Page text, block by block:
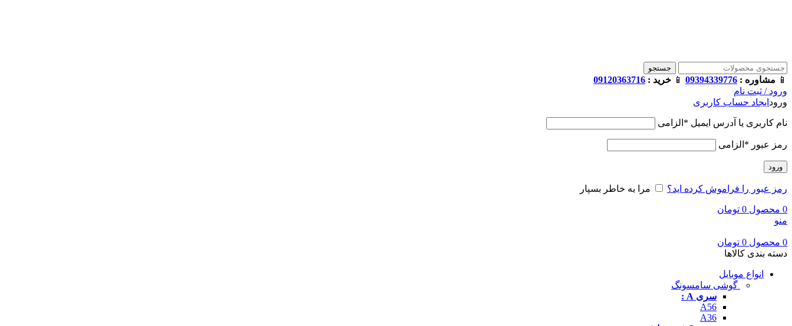
جستجو
📱 مشاوره : 09394339776
📱 خرید : 09120363716
ورود / ثبت نام
ورود ایجاد حساب کاربری
نام کاربری یا آدرس ایمیل * الزامی
رمز عبور * الزامی
ورود
رمز عبور را فراموش کرده اید؟ مرا به خاطر بسپار
0 محصول 0 تومان
منو
0 محصول 0 تومان
دسته بندی کالاها
انواع موبایل
گوشی سامسونگ
سری A :
A56
A36